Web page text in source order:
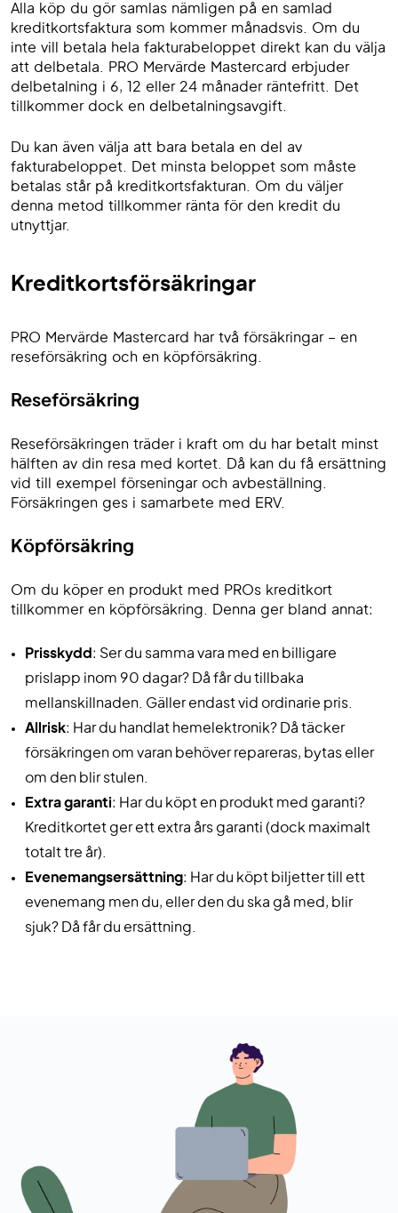
Alla köp du gör samlas nämligen på en samlad
kreditkortsfaktura som kommer månadsvis. Om du
inte vill betala hela fakturabeloppet direkt kan du välja
att delbetala. PRO Mervärde Mastercard erbjuder
delbetalning i 6, 12 eller 24 månader räntefritt. Det
tillkommer dock en delbetalningsavgift.
Du kan även välja att bara betala en del av
fakturabeloppet. Det minsta beloppet som måste
betalas står på kreditkortsfakturan. Om du väljer
denna metod tillkommer ränta för den kredit du
utnyttjar.
Kreditkortsförsäkringar
PRO Mervärde Mastercard har två försäkringar – en
reseförsäkring och en köpförsäkring.
Reseförsäkring
Reseförsäkringen träder i kraft om du har betalt minst
hälften av din resa med kortet. Då kan du få ersättning
vid till exempel förseningar och avbeställning.
Försäkringen ges i samarbete med ERV.
Köpförsäkring
Om du köper en produkt med PROs kreditkort
tillkommer en köpförsäkring. Denna ger bland annat:
Prisskydd : Ser du samma vara med en billigare
prislapp inom 90 dagar? Då får du tillbaka
mellanskillnaden. Gäller endast vid ordinarie pris.
Allrisk: Har du handlat hemelektronik? Då täcker
försäkringen om varan behöver repareras, bytas eller
om den blir stulen.
Extra garanti: Har du köpt en produkt med garanti?
Kreditkortet ger ett extra års garanti (dock maximalt
totalt tre år).
Evenemangsersättning: Har du köpt biljetter till ett
evenemang men du, eller den du ska gå med, blir
sjuk? Då får du ersättning.